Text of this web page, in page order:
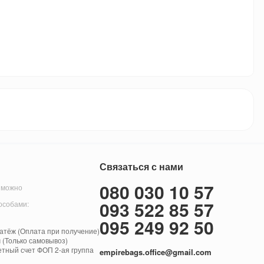
(Оплата при получение)
самовывоз)
счет ФОП 2-ая группа
Связаться с нами
080 030 10 57
093 522 85 57
095 249 92 50
empirebags.office@gmail.com